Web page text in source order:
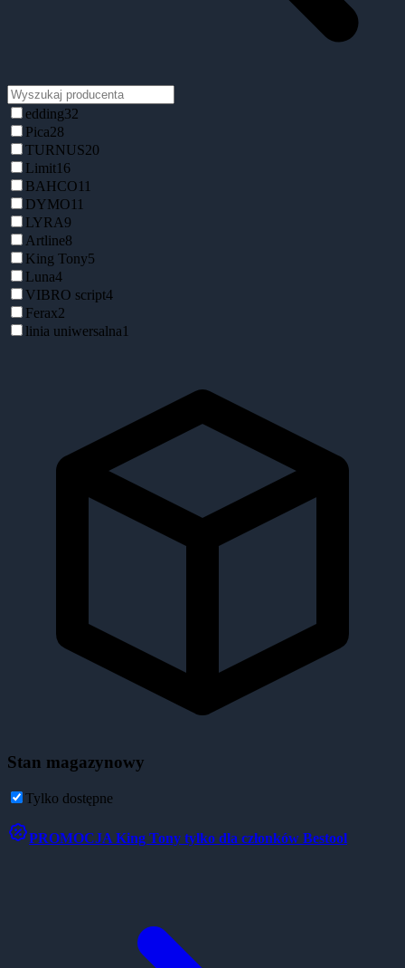
edding32
Pica28
TURNUS20
Limit16
BAHCO11
DYMO11
LYRA9
Artline8
King Tony5
Luna4
VIBRO script4
Ferax2
linia uniwersalna1
Stan magazynowy
Tylko dostępne
PROMOCJA King Tony tylko dla członków Bestool